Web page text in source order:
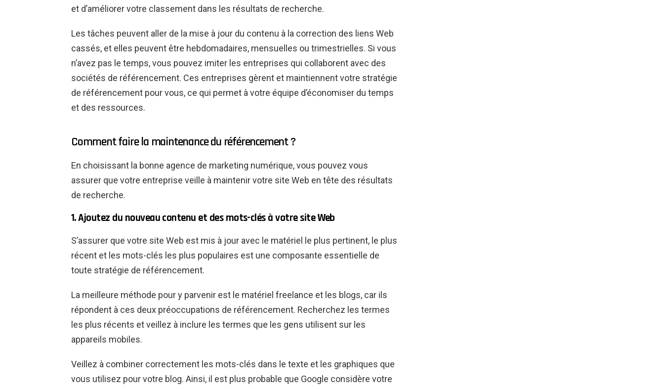
et d’améliorer votre classement dans les résultats de recherche.
Les tâches peuvent aller de la mise à jour du contenu à la correction des liens Web
cassés, et elles peuvent être hebdomadaires, mensuelles ou trimestrielles. Si vous
n’avez pas le temps, vous pouvez imiter les entreprises qui collaborent avec des
sociétés de référencement. Ces entreprises gèrent et maintiennent votre stratégie
de référencement pour vous, ce qui permet à votre équipe d’économiser du temps
et des ressources.
Comment faire la maintenance du référencement ?
En choisissant la bonne agence de marketing numérique, vous pouvez vous
assurer que votre entreprise veille à maintenir votre site Web en tête des résultats
de recherche.
1. Ajoutez du nouveau contenu et des mots-clés à votre site Web
S’assurer que votre site Web est mis à jour avec le matériel le plus pertinent, le plus
récent et les mots-clés les plus populaires est une composante essentielle de
toute stratégie de référencement.
La meilleure méthode pour y parvenir est le matériel freelance et les blogs, car ils
répondent à ces deux préoccupations de référencement. Recherchez les termes
les plus récents et veillez à inclure les termes que les gens utilisent sur les
appareils mobiles.
Veillez à combiner correctement les mots-clés dans le texte et les graphiques que
vous utilisez pour votre blog. Ainsi, il est plus probable que Google considère votre